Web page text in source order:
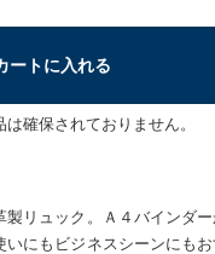
ートに入れる
確保されておりません。
製リュック。Ａ４バインダ
いにもビジネスシーンにも